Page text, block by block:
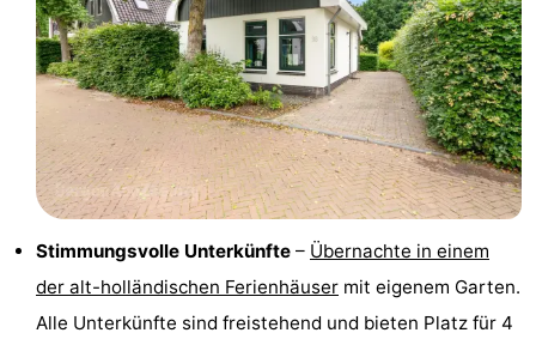
(mit
Frühstück)
Lastminutes
Strand
Sehen
Museen
Denkmäler
Kirchen
Stimmungsvolle Unterkünfte – Übernachte in einem
der alt-holländischen Ferienhäuser mit eigenem Garten.
Alle Unterkünfte sind freistehend und bieten Platz für 4